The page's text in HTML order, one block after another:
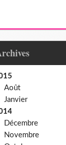
Archives
Août
Janvier
Décembre
Novembre